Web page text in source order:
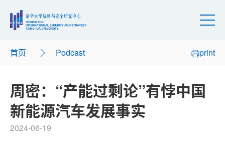
首页 Podcast print
周密：“产能过剩论”有悖中国
新能源汽车发展事实
2024-06-19